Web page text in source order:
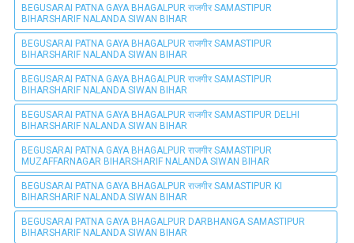
BEGUSARAI PATNA GAYA BHAGALPUR राजगीर SAMASTIPUR
BIHARSHARIF NALANDA SIWAN BIHAR
BEGUSARAI PATNA GAYA BHAGALPUR राजगीर SAMASTIPUR
BIHARSHARIF NALANDA SIWAN BIHAR
BEGUSARAI PATNA GAYA BHAGALPUR राजगीर SAMASTIPUR
BIHARSHARIF NALANDA SIWAN BIHAR
BEGUSARAI PATNA GAYA BHAGALPUR राजगीर SAMASTIPUR DELHI
BIHARSHARIF NALANDA SIWAN BIHAR
BEGUSARAI PATNA GAYA BHAGALPUR राजगीर SAMASTIPUR
MUZAFFARNAGAR BIHARSHARIF NALANDA SIWAN BIHAR
BEGUSARAI PATNA GAYA BHAGALPUR राजगीर SAMASTIPUR KI
BIHARSHARIF NALANDA SIWAN BIHAR
BEGUSARAI PATNA GAYA BHAGALPUR DARBHANGA SAMASTIPUR
BIHARSHARIF NALANDA SIWAN BIHAR